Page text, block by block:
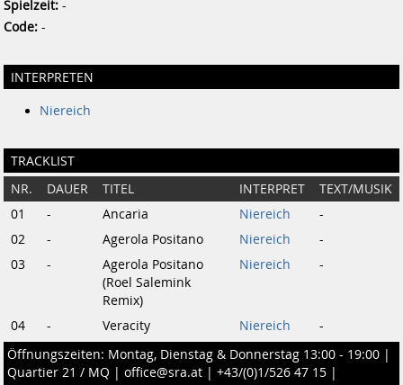
Spielzeit: -
Code: -
INTERPRETEN
Niereich
TRACKLIST
NR. DAUER TITEL INTERPRET
TEXT/MUSIK
01
- Ancaria Niereich
-
02
- Agerola Positano Niereich
-
03
-
Agerola Positano
(Roel Salemink
Remix)
Niereich -
04 - Veracity Niereich
-
Öffnungszeiten: Montag, Dienstag & Donnerstag 13:00 - 19:00 |
Quartier 21 / MQ | office@sra.at | +43/(0)1/526 47 15 |